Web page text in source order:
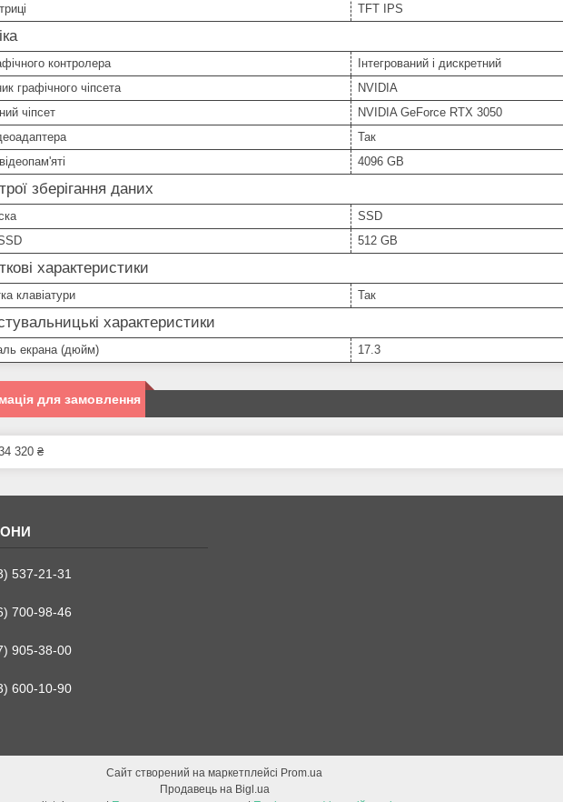
TFT IPS
контролера
Інтегрований і дискретний
графічного чіпсета
NVIDIA
чіпсет
NVIDIA GeForce RTX 3050
Так
4096 GB
зберігання даних
SSD
512 GB
характеристики
клавіатури Так
характеристики
екрана (дюйм) 17.3
для замовлення
320 ₴
537-21-31
700-98-46
905-38-00
600-10-90
Сайт створений на маркетплейсі Prom.ua
Продавець на Bigl.ua